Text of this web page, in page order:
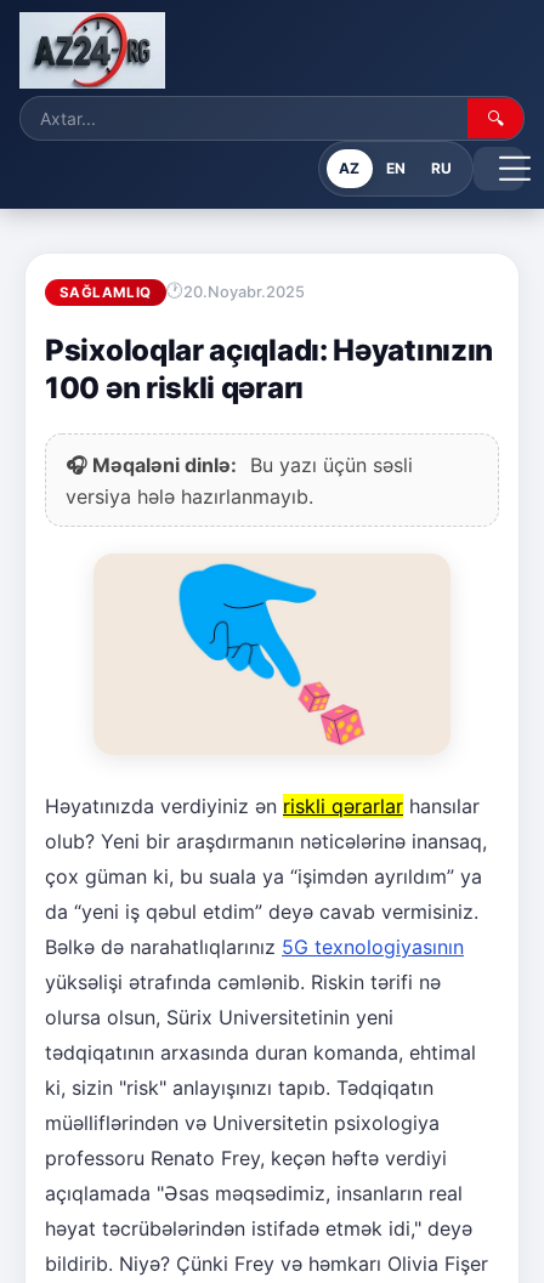
🔍
AZ EN RU
SAĞLAMLIQ 20.Noyabr.2025
Psixoloqlar açıqladı: Həyatınızın
100 ən riskli qərarı
🎧 Məqaləni dinlə:
Bu yazı üçün səsli
versiya hələ hazırlanmayıb.
Həyatınızda verdiyiniz ən riskli qərarlar hansılar
olub? Yeni bir araşdırmanın nəticələrinə inansaq,
çox güman ki, bu suala ya “işimdən ayrıldım” ya
da “yeni iş qəbul etdim” deyə cavab vermisiniz.
Bəlkə də narahatlıqlarınız 5G texnologiyasının
yüksəlişi ətrafında cəmlənib. Riskin tərifi nə
olursa olsun, Sürix Universitetinin yeni
tədqiqatının arxasında duran komanda, ehtimal
ki, sizin "risk" anlayışınızı tapıb. Tədqiqatın
müəlliflərindən və Universitetin psixologiya
professoru Renato Frey, keçən həftə verdiyi
açıqlamada "Əsas məqsədimiz, insanların real
həyat təcrübələrindən istifadə etmək idi," deyə
bildirib. Niyə? Çünki Frey və həmkarı Olivia Fişer